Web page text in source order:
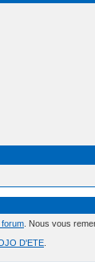
forum . Nous vous
D'ETE